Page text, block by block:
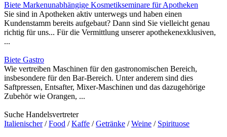
Biete Markenunabhängige Kosmetikseminare für Apotheken
Sie sind in Apotheken aktiv unterwegs und haben einen
Kundenstamm bereits aufgebaut? Dann sind Sie vielleicht genau
richtig für uns... Für die Vermittlung unserer apothekenexklusiven,
...
Biete Gastro
Wie vertreiben Maschinen für den gastronomischen Bereich,
insbesondere für den Bar-Bereich. Unter anderem sind dies
Saftpressen, Entsafter, Mixer-Maschinen und das dazugehörige
Zubehör wie Orangen, ...
Suche Handelsvertreter
Italienischer/Food /Kaffe /Getränke /Weine / Spirituose